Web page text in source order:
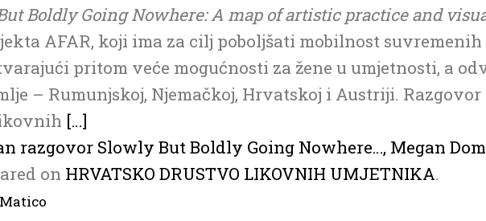
Boldly Going Nowhere: A map of artistic practice and
AFAR, koji ima za cilj poboljšati mobilnost
pritom veće mogućnosti za žene u umjetnosti, a
– Rumunjskoj, Njemačkoj, Hrvatskoj i Austriji. Razgovor
[…]
razgovor Slowly But Boldly Going Nowhere…, Megan
on HRVATSKO DRUSTVO LIKOVNIH UMJETNIKA.